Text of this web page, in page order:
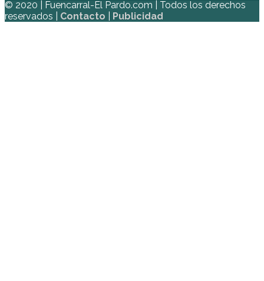
© 2020 | Fuencarral-El Pardo.com | Todos los derechos
reservados | Contacto Publicidad